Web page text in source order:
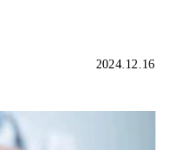
2024.12.16